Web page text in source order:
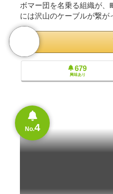
ボマー団を名乗る組織が
には沢山のケーブルが繋が
679
興味あり
No.4